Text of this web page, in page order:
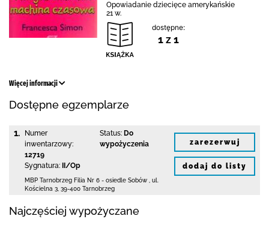
Opowiadanie dziecięce amerykańskie
21 w.
dostępne:
1 z 1
Więcej informacji
Dostępne egzemplarze
1.
Numer
inwentarzowy:
12719
Sygnatura:
II/Op
Status: Do
wypożyczenia
MBP Tarnobrzeg Filia Nr 6 - osiedle Sobów
ul.
Kościelna 3 39-400 Tarnobrzeg
zarezerwuj
dodaj do listy
Najczęściej wypożyczane